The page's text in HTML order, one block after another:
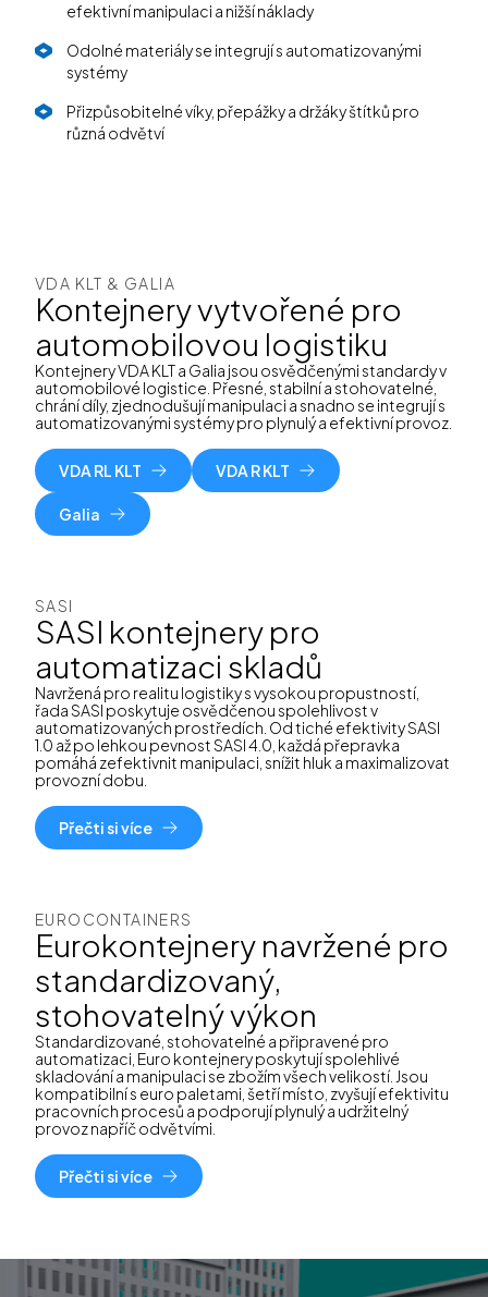
efektivní manipulaci a nižší náklady
Odolné materiály se integrují s automatizovanými
systémy
Přizpůsobitelné víky, přepážky a držáky štítků pro
různá odvětví
VDA KLT & GALIA
Kontejnery vytvořené pro
automobilovou logistiku
Kontejnery VDA KLT a Galia jsou osvědčenými standardy v
automobilové logistice. Přesné, stabilní a stohovatelné,
chrání díly, zjednodušují manipulaci a snadno se integrují s
automatizovanými systémy pro plynulý a efektivní provoz.
VDA RL KLT VDA R KLT
Galia
SASI
SASI kontejnery pro
automatizaci skladů
Navržená pro realitu logistiky s vysokou propustností,
řada SASI poskytuje osvědčenou spolehlivost v
automatizovaných prostředích. Od tiché efektivity SASI
1.0 až po lehkou pevnost SASI 4.0, každá přepravka
pomáhá zefektivnit manipulaci, snížit hluk a maximalizovat
provozní dobu.
Přečti si více
EUROCONTAINERS
Eurokontejnery navržené pro
standardizovaný,
stohovatelný výkon
Standardizované, stohovatelné a připravené pro
automatizaci, Euro kontejnery poskytují spolehlivé
skladování a manipulaci se zbožím všech velikostí. Jsou
kompatibilní s euro paletami, šetří místo, zvyšují efektivitu
pracovních procesů a podporují plynulý a udržitelný
provoz napříč odvětvími.
Přečti si více